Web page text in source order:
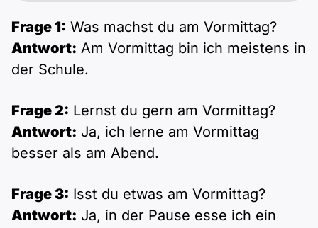
Pflege (telc)
Polnisch
A2 ÖIF
B1 Beruf
B1 telc
B1 Goethe
B1 ÖIF
B1 Pflege (telc)
B2 Beruf
B2 telc
B2 Goethe
B2 Pflege (telc)
Webinare
Mehr Tools
Online-Kurse
Einbürgerungstest
Schulen & Kurse
Frage 1: Was machst du am Vormittag?
Antwort: Am Vormittag bin ich meistens in
der Schule.
Frage 2: Lernst du gern am Vormittag?
Antwort: Ja, ich lerne am Vormittag
besser als am Abend.
Frage 3: Isst du etwas am Vormittag?
Antwort: Ja, in der Pause esse ich ein